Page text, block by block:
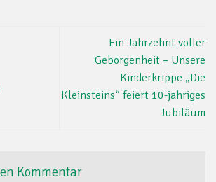
Ein Jahrzehnt voller
Geborgenheit – Unsere
Kinderkrippe „Die
Kleinsteins“ feiert 10-jähriges
Jubiläum
Kommentar